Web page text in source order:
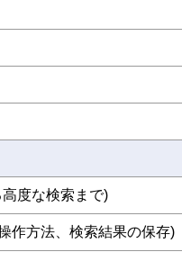
度な検索まで)
作方法、検索結果の保存)